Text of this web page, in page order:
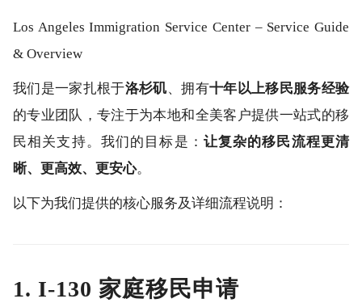
Los Angeles Immigration Service Center – Service Guide
& Overview
我们是一家扎根于洛杉矶、拥有十年以上移民服务经验
的专业团队，专注于为本地和全美客户提供一站式的移
民相关支持。我们的目标是： 让复杂的移民流程更清
晰、更高效、更安心。
以下为我们提供的核心服务及详细流程说明：
1. I-130 家庭移民申请